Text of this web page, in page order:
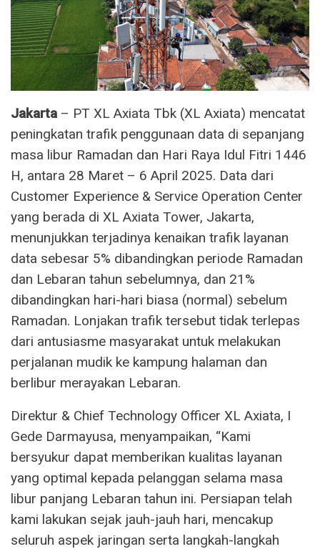
Jakarta– PT XL Axiata Tbk (XL Axiata) mencatat
peningkatan trafik penggunaan data di sepanjang
masa libur Ramadan dan Hari Raya Idul Fitri 1446
H, antara 28 Maret – 6 April 2025. Data dari
Customer Experience & Service Operation Center
yang berada di XL Axiata Tower, Jakarta,
menunjukkan terjadinya kenaikan trafik layanan
data sebesar 5% dibandingkan periode Ramadan
dan Lebaran tahun sebelumnya, dan 21%
dibandingkan hari-hari biasa (normal) sebelum
Ramadan. Lonjakan trafik tersebut tidak terlepas
dari antusiasme masyarakat untuk melakukan
perjalanan mudik ke kampung halaman dan
berlibur merayakan Lebaran.
Direktur & Chief Technology Officer XL Axiata, I
Gede Darmayusa, menyampaikan, “Kami
bersyukur dapat memberikan kualitas layanan
yang optimal kepada pelanggan selama masa
libur panjang Lebaran tahun ini. Persiapan telah
kami lakukan sejak jauh-jauh hari, mencakup
seluruh aspek jaringan serta langkah-langkah